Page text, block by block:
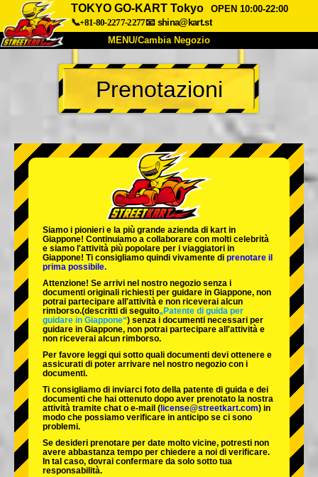
TOKYO GO-KART Tokyo
OPEN 10:00-22:00
📞+81-80-2277-2277📧 shina@kart.st
MENU/Cambia Negozio
INIZIO
Chi Siamo Specifiche Prezzo
Azienda Prenotazioni
Cambia Negozio
Tokyo Shinagawa Tokyo Akihabara#1
Tokyo Akihabara#2
Tokyo Shibuya Annex Tokyo Bay
Tokyo Asakusa Osaka
Okinawa
Prenotazioni
Siamo i pionieri e la più grande azienda di kart in
Giappone! Continuiamo a collaborare con molti celebrità
e siamo l'attività più popolare per i viaggiatori in
Giappone! Ti consigliamo quindi vivamente di prenotare il
prima possibile.
Attenzione! Se arrivi nel nostro negozio senza i
documenti originali richiesti per guidare in Giappone, non
potrai partecipare all'attività e non riceverai alcun
rimborso.(descritti di seguito„Patente di guida per
guidare in Giappone“) senza i documenti necessari per
guidare in Giappone, non potrai partecipare all'attività e
non riceverai alcun rimborso.
Per favore leggi qui sotto quali documenti devi ottenere e
assicurati di poter arrivare nel nostro negozio con i
documenti.
Ti consigliamo di inviarci foto della patente di guida e dei
documenti che hai ottenuto dopo aver prenotato la nostra
attività tramite chat o e-mail ( license@streetkart.com) in
modo che possiamo verificare in anticipo se ci sono
problemi.
Se desideri prenotare per date molto vicine, potresti non
avere abbastanza tempo per chiedere a noi di verificare.
In tal caso, dovrai confermare da solo sotto tua
responsabilità.